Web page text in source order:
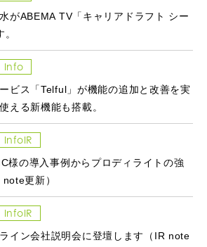
がABEMA TV「キャリアドラフト シー
Info
ビス「Telful」が機能の追加と改善を実
える新機能も搭載。
InfoIR
様の導入事例からプロディライトの強
更新）
InfoIR
イン会社説明会に登壇します（IR note